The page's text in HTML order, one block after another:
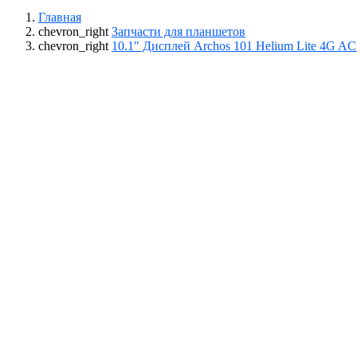
Главная
chevron_right Запчасти для планшетов
chevron_right 10.1" Дисплей Archos 101 Helium Lite 4G